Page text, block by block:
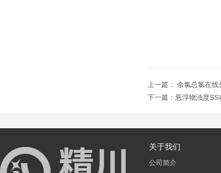
上一篇： 余氯总氯在线
下一篇： 悬浮物浊度SS
关于我们
公司简介